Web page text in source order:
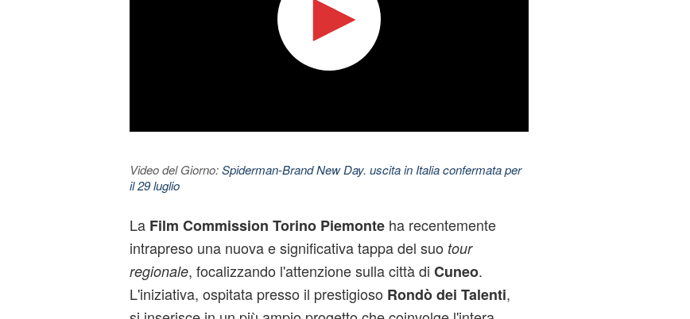
Video del Giorno:Spiderman-Brand New Day. uscita in Italia confermata per
il 29 luglio
La Film Commission Torino Piemonteha recentemente
intrapreso una nuova e significativa tappa del suo tour
regionale, focalizzando l'attenzione sulla città di Cuneo.
L'iniziativa, ospitata presso il prestigioso Rondò dei Talenti,